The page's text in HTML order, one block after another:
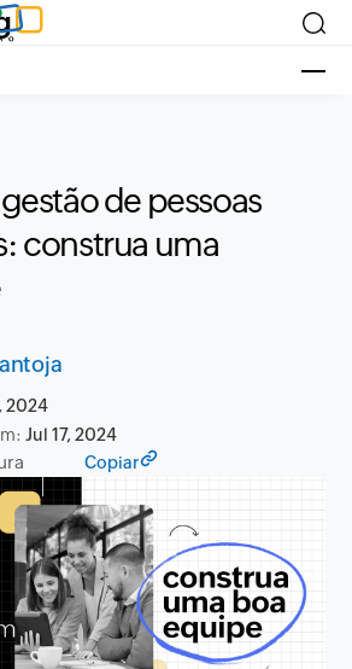
de pessoas
construa uma
2024
Jul 17, 2024
Copiar